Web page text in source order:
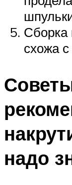
Сборка
схожа
надо